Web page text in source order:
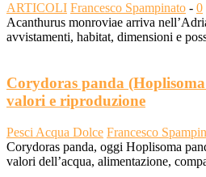
ARTICOLI Francesco Spampinato - 0
Acanthurus monroviae arriva
avvistamenti, habitat, dimensioni e
Corydoras panda
valori e riproduzione
Pesci Acqua Dolce Francesco
Corydoras panda, oggi Hoplisoma
valori dell’acqua, alimentazione,